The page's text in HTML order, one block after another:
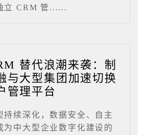
立 CRM 管......
替代浪潮来袭：制
与大型集团加速切换
管理平台
持续深化，数据安全、自主
为中大型企业数字化建设的